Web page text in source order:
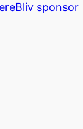
Bliv sponsor